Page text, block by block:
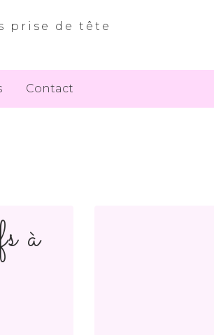
prise de tête
Contact
à